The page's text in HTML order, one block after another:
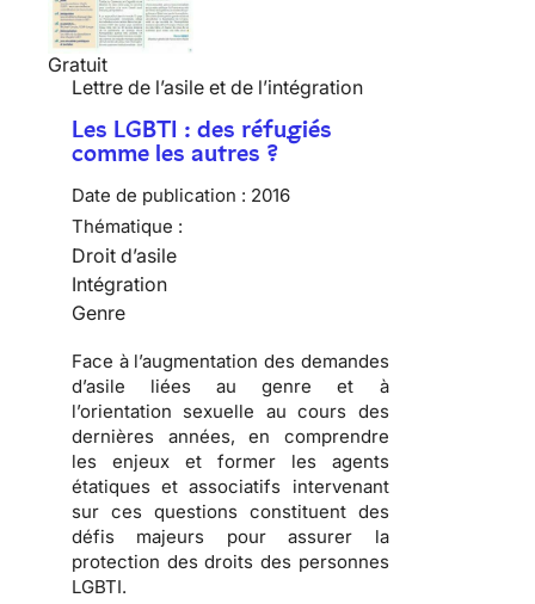
Gratuit
Lettre de l’asile et de l’intégration
Les LGBTI : des réfugiés
comme les autres ?
Date de publication : 2016
Thématique :
Droit d’asile
Intégration
Genre
Face à l’augmentation des demandes
d’asile liées au genre et à
l’orientation sexuelle au cours des
dernières années, en comprendre
les enjeux et former les agents
étatiques et associatifs intervenant
sur ces questions constituent des
défis majeurs pour assurer la
protection des droits des personnes
LGBTI.